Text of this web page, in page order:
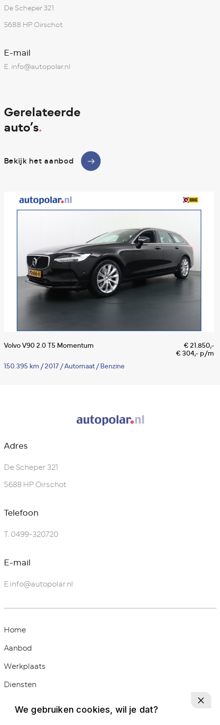
De Scheper 321
5688 HP Oirschot
E-mail
E. info@autopolar.nl
Gerelateerde
auto’s.
Bekijk het aanbod
Volvo V90 2.0 T5 Momentum
€ 21.850,-
€ 304,- p/m
150.395 km /2017 /Automaat /Benzine
Adres
De Scheper 321
5688 HP Oirschot
Telefoon
T. 0499-320720
E-mail
E.info@autopolar.nl
Home
Aanbod
Werkplaats
Diensten
We gebruiken cookies, wil je dat?